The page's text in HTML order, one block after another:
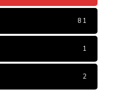
81
1
2